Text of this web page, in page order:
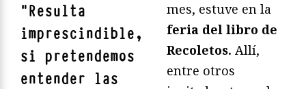
"Resulta
imprescindible,
si pretendemos
entender las
mes, estuve en la
feria del libro de
Recoletos. Allí,
entre otros